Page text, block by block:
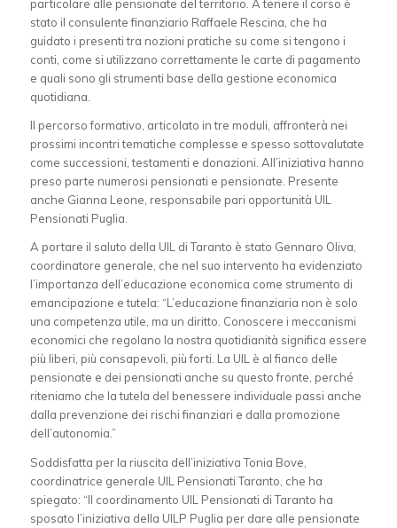
particolare alle pensionate del territorio. A tenere il corso è
stato il consulente finanziario Raffaele Rescina, che ha
guidato i presenti tra nozioni pratiche su come si tengono i
conti, come si utilizzano correttamente le carte di pagamento
e quali sono gli strumenti base della gestione economica
quotidiana.
Il percorso formativo, articolato in tre moduli, affronterà nei
prossimi incontri tematiche complesse e spesso sottovalutate
come successioni, testamenti e donazioni. All’iniziativa hanno
preso parte numerosi pensionati e pensionate. Presente
anche Gianna Leone, responsabile pari opportunità UIL
Pensionati Puglia.
A portare il saluto della UIL di Taranto è stato Gennaro Oliva,
coordinatore generale, che nel suo intervento ha evidenziato
l’importanza dell’educazione economica come strumento di
emancipazione e tutela: “L’educazione finanziaria non è solo
una competenza utile, ma un diritto. Conoscere i meccanismi
economici che regolano la nostra quotidianità significa essere
più liberi, più consapevoli, più forti. La UIL è al fianco delle
pensionate e dei pensionati anche su questo fronte, perché
riteniamo che la tutela del benessere individuale passi anche
dalla prevenzione dei rischi finanziari e dalla promozione
dell’autonomia.”
Soddisfatta per la riuscita dell’iniziativa Tonia Bove,
coordinatrice generale UIL Pensionati Taranto, che ha
spiegato: “Il coordinamento UIL Pensionati di Taranto ha
sposato l’iniziativa della UILP Puglia per dare alle pensionate